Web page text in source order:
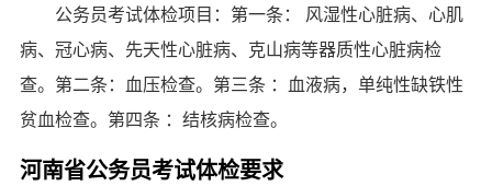
公务员考试体检项目：第一条： 风湿性心脏病、心肌
病、冠心病、先天性心脏病、克山病等器质性心脏病检
查。第二条：血压检查。第三条 ：血液病，单纯性缺铁性
贫血检查。第四条 ：结核病检查。
河南省公务员考试体检要求